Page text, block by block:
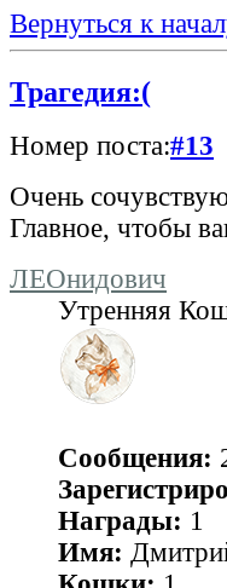
Вернуться к
Трагедия:(
Номер поста:#13
Очень
Главное, чтобы
ЛЕОнидович
Утренняя
Сообщения:
Награды: 1
Имя: